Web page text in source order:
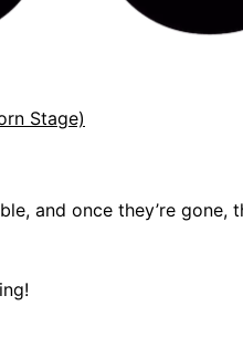
Stage)
and once they’re gone,